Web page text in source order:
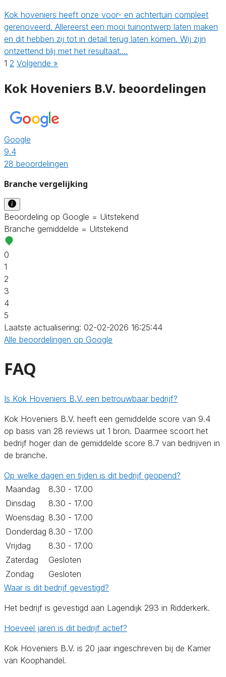
Kok hoveniers heeft onze voor- en achtertuin compleet
gerenoveerd. Allereerst een mooi tuinontwerp laten maken
en dit hebben zij tot in detail terug laten komen. Wij zijn
ontzettend blij met het resultaat.…
1 2 Volgende »
Kok Hoveniers B.V. beoordelingen
Google
9.4
28 beoordelingen
Branche vergelijking
Beoordeling op Google = Uitstekend
Branche gemiddelde = Uitstekend
0
1
2
3
4
5
Laatste actualisering: 02-02-2026 16:25:44
Alle beoordelingen op Google
FAQ
Is Kok Hoveniers B.V. een betrouwbaar bedrijf?
Kok Hoveniers B.V. heeft een gemiddelde score van 9.4
op basis van 28 reviews uit 1 bron. Daarmee scoort het
bedrijf hoger dan de gemiddelde score 8.7 van bedrijven in
de branche.
Op welke dagen en tijden is dit bedrijf geopend?
Maandag
8.30 - 17.00
Dinsdag
8.30 - 17.00
Woensdag 8.30 - 17.00
Donderdag 8.30 - 17.00
Vrijdag
8.30 - 17.00
Zaterdag
Gesloten
Zondag
Gesloten
Waar is dit bedrijf gevestigd?
Het bedrijf is gevestigd aan Lagendijk 293 in Ridderkerk.
Hoeveel jaren is dit bedrijf actief?
Kok Hoveniers B.V. is 20 jaar ingeschreven bij de Kamer
van Koophandel.